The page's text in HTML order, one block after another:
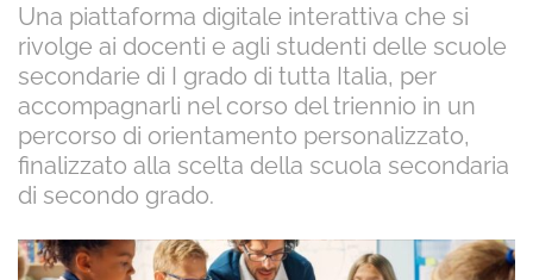
Una piattaforma digitale interattiva che si
rivolge ai docenti e agli studenti delle scuole
secondarie di I grado di tutta Italia, per
accompagnarli nel corso del triennio in un
percorso di orientamento personalizzato,
finalizzato alla scelta della scuola secondaria
di secondo grado.